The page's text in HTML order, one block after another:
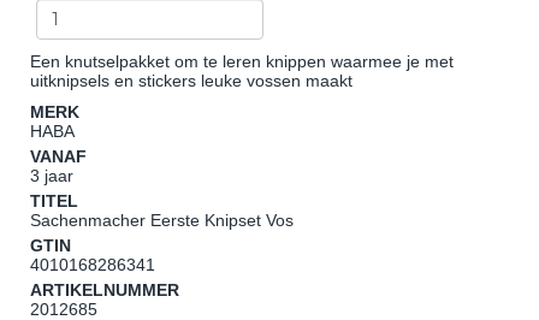
Een knutselpakket om te leren knippen waarmee je met
uitknipsels en stickers leuke vossen maakt
MERK
HABA
VANAF
3 jaar
TITEL
Sachenmacher Eerste Knipset Vos
GTIN
4010168286341
ARTIKELNUMMER
2012685